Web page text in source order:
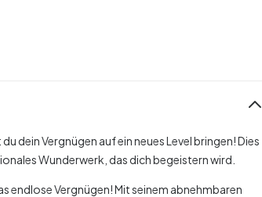
dein Vergnügen auf ein neues Level bringen! Dies
Wunderwerk, das dich begeistern wird.
endlose Vergnügen! Mit seinem abnehmbaren